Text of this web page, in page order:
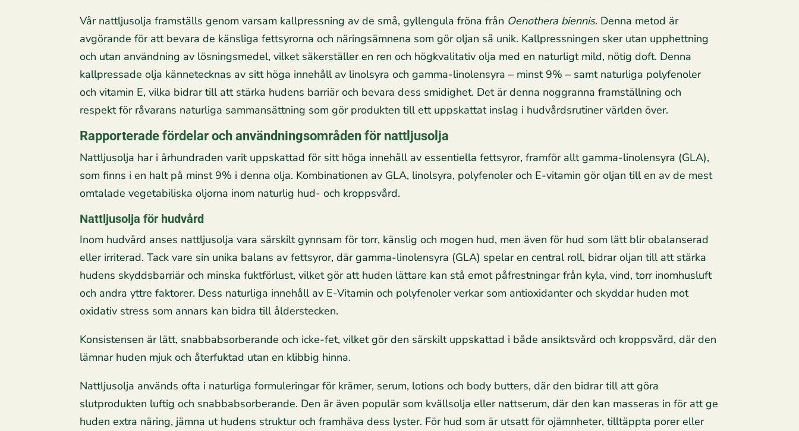
Vår nattljusolja framställs genom varsam kallpressning av de små, gyllengula fröna från Oenothera biennis. Denna metod är
avgörande för att bevara de känsliga fettsyrorna och näringsämnena som gör oljan så unik. Kallpressningen sker utan upphettning
och utan användning av lösningsmedel, vilket säkerställer en ren och högkvalitativ olja med en naturligt mild, nötig doft. Denna
kallpressade olja kännetecknas av sitt höga innehåll av linolsyra och gamma-linolensyra – minst 9% – samt naturliga polyfenoler
och vitamin E, vilka bidrar till att stärka hudens barriär och bevara dess smidighet. Det är denna noggranna framställning och
respekt för råvarans naturliga sammansättning som gör produkten till ett uppskattat inslag i hudvårdsrutiner världen över.
Rapporterade fördelar och användningsområden för nattljusolja
Nattljusolja har i århundraden varit uppskattad för sitt höga innehåll av essentiella fettsyror, framför allt gamma-linolensyra (GLA),
som finns i en halt på minst 9% i denna olja. Kombinationen av GLA, linolsyra, polyfenoler och E-vitamin gör oljan till en av de mest
omtalade vegetabiliska oljorna inom naturlig hud- och kroppsvård.
Nattljusolja för hudvård
Inom hudvård anses nattljusolja vara särskilt gynnsam för torr, känslig och mogen hud, men även för hud som lätt blir obalanserad
eller irriterad. Tack vare sin unika balans av fettsyror, där gamma-linolensyra (GLA) spelar en central roll, bidrar oljan till att stärka
hudens skyddsbarriär och minska fuktförlust, vilket gör att huden lättare kan stå emot påfrestningar från kyla, vind, torr inomhusluft
och andra yttre faktorer. Dess naturliga innehåll av E-Vitamin och polyfenoler verkar som antioxidanter och skyddar huden mot
oxidativ stress som annars kan bidra till ålderstecken.
Konsistensen är lätt, snabbabsorberande och icke-fet, vilket gör den särskilt uppskattad i både ansiktsvård och kroppsvård, där den
lämnar huden mjuk och återfuktad utan en klibbig hinna.
Nattljusolja används ofta i naturliga formuleringar för krämer, serum, lotions och body butters, där den bidrar till att göra
slutprodukten luftig och snabbabsorberande. Den är även populär som kvällsolja eller nattserum, där den kan masseras in för att ge
huden extra näring, jämna ut hudens struktur och framhäva dess lyster. För hud som är utsatt för ojämnheter, tilltäppta porer eller